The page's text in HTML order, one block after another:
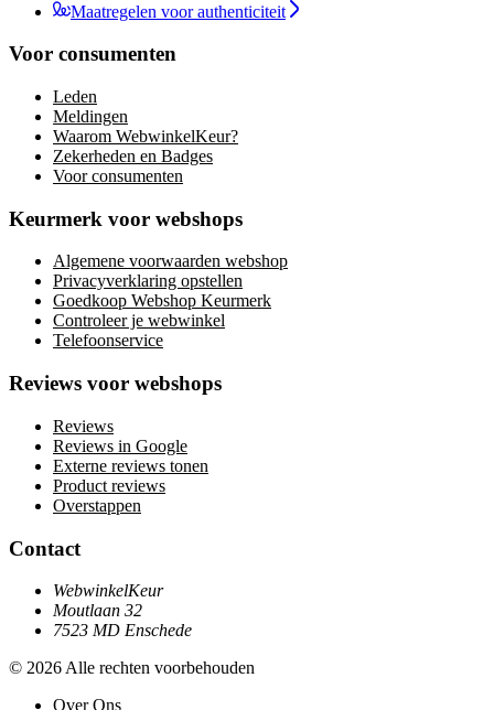
Maatregelen voor authenticiteit
Voor consumenten
Leden
Meldingen
Waarom WebwinkelKeur?
Zekerheden en Badges
Voor consumenten
Keurmerk voor webshops
Algemene voorwaarden webshop
Privacyverklaring opstellen
Goedkoop Webshop Keurmerk
Controleer je webwinkel
Telefoonservice
Reviews voor webshops
Reviews
Reviews in Google
Externe reviews tonen
Product reviews
Overstappen
Contact
WebwinkelKeur
Moutlaan 32
7523 MD Enschede
© 2026 Alle rechten voorbehouden
Over Ons